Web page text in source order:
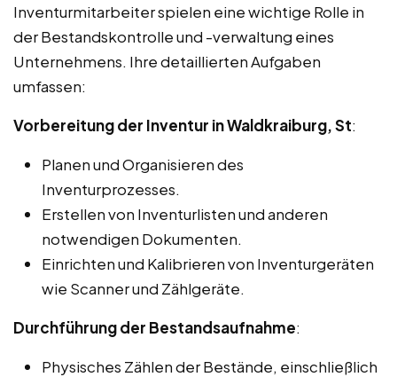
Inventurmitarbeiter spielen eine wichtige Rolle in
der Bestandskontrolle und -verwaltung eines
Unternehmens. Ihre detaillierten Aufgaben
umfassen:
Vorbereitung der Inventur in Waldkraiburg, St:
Planen und Organisieren des
Inventurprozesses.
Erstellen von Inventurlisten und anderen
notwendigen Dokumenten.
Einrichten und Kalibrieren von Inventurgeräten
wie Scanner und Zählgeräte.
Durchführung der Bestandsaufnahme:
Physisches Zählen der Bestände, einschließlich